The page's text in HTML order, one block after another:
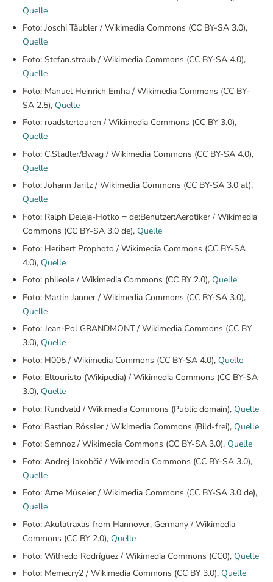
Quelle
Foto: Joschi Täubler / Wikimedia Commons (CC BY-SA 3.0),
Quelle
Foto: Stefan.straub / Wikimedia Commons (CC BY-SA 4.0),
Quelle
Foto: Manuel Heinrich Emha / Wikimedia Commons (CC BY-
SA 2.5), Quelle
Foto: roadstertouren / Wikimedia Commons (CC BY 3.0),
Quelle
Foto: C.Stadler/Bwag / Wikimedia Commons (CC BY-SA 4.0),
Quelle
Foto: Johann Jaritz / Wikimedia Commons (CC BY-SA 3.0 at),
Quelle
Foto: Ralph Deleja-Hotko = de:Benutzer:Aerotiker / Wikimedia
Commons (CC BY-SA 3.0 de), Quelle
Foto: Heribert Prophoto / Wikimedia Commons (CC BY-SA
4.0), Quelle
Foto: phileole / Wikimedia Commons (CC BY 2.0), Quelle
Foto: Martin Janner / Wikimedia Commons (CC BY-SA 3.0),
Quelle
Foto: Jean-Pol GRANDMONT / Wikimedia Commons (CC BY
3.0), Quelle
Foto: H005 / Wikimedia Commons (CC BY-SA 4.0), Quelle
Foto: Eltouristo (Wikipedia) / Wikimedia Commons (CC BY-SA
3.0), Quelle
Foto: Rundvald / Wikimedia Commons (Public domain), Quelle
Foto: Bastian Rössler / Wikimedia Commons (Bild-frei), Quelle
Foto: Semnoz / Wikimedia Commons (CC BY-SA 3.0), Quelle
Foto: Andrej Jakobčič / Wikimedia Commons (CC BY-SA 3.0),
Quelle
Foto: Arne Müseler / Wikimedia Commons (CC BY-SA 3.0 de),
Quelle
Foto: Akulatraxas from Hannover, Germany / Wikimedia
Commons (CC BY 2.0), Quelle
Foto: Wilfredo Rodríguez / Wikimedia Commons (CC0), Quelle
Foto: Memecry2 / Wikimedia Commons (CC BY 3.0), Quelle